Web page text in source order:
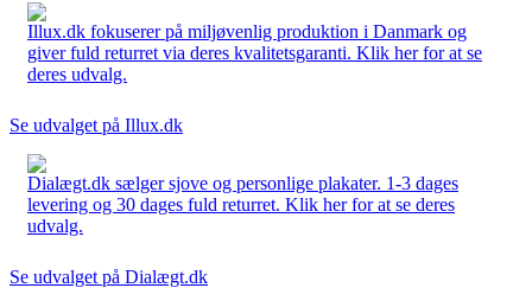
Illux.dk fokuserer på miljøvenlig produktion i Danmark og
giver fuld returret via deres kvalitetsgaranti. Klik her for at se
deres udvalg.
Se udvalget på Illux.dk
Dialægt.dk sælger sjove og personlige plakater. 1-3 dages
levering og 30 dages fuld returret. Klik her for at se deres
udvalg.
Se udvalget på Dialægt.dk